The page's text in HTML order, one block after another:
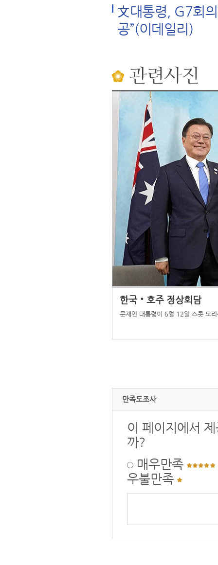
文대통령, G7회
공”(이데일리)
관련사진
한국‧호주 정상회담
문재인 대통령이 6월 12일 스콧 모
만족도조사
이 페이지에서
까?
매우만족
우불만족